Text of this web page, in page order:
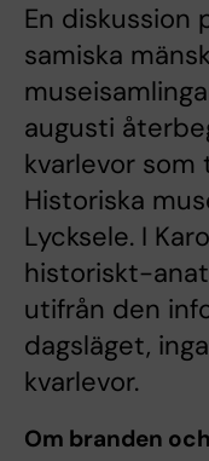
En diskussion
samiska
augusti
kvarlevor som
Historiska
Lycksele. I
historiskt-
utifrån den
dagsläget,
kvarlevor.
Om branden